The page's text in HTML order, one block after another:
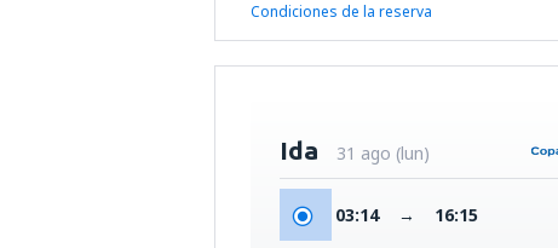
Condiciones de la reserva
Ida 31 ago (lun)
03:14 → 16:15